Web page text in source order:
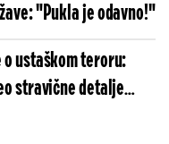
"Pukla je odavno!"
o ustaškom teroru:
stravične detalje